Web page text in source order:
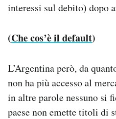
interessi sul debito) dopo
(Che cos’è il default)
L’Argentina però, da
non ha più accesso al
in altre parole nessuno si
paese non emette titoli di